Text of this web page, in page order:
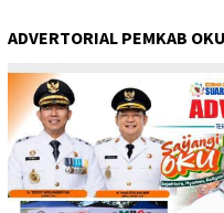
ADVERTORIAL PEMKAB